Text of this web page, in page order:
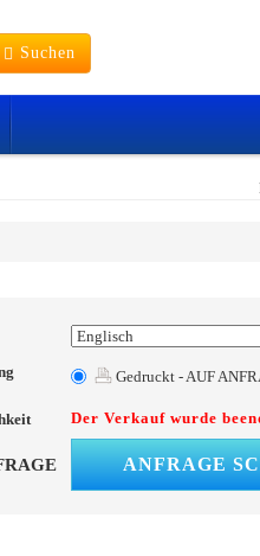
Suchen
Gedruckt - AUF
Der Verkauf wurde
ANFRAGE